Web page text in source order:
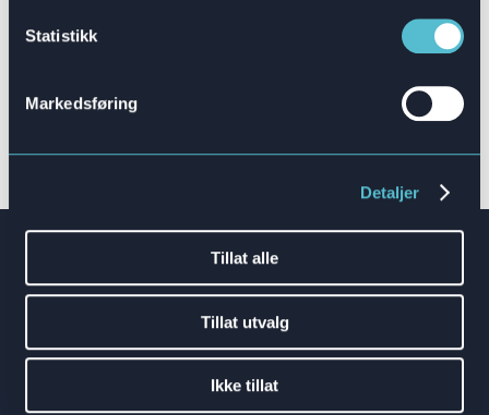
Statistikk
Markedsføring
Detaljer
Tillat alle
Tillat utvalg
Ikke tillat
med din Attensi-representant i dag hvis du
Er du klar for å ta
opplæringen din til et nytt
nivå?